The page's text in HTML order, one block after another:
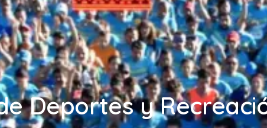
Deportes y